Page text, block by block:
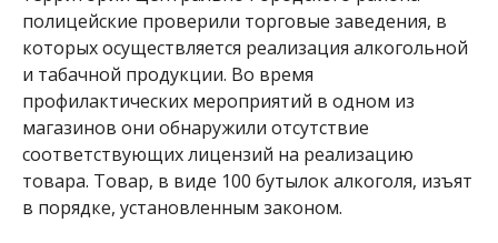
полицейские проверили торговые заведения, в
которых осуществляется реализация алкогольной
и табачной продукции. Во время
профилактических мероприятий в одном из
магазинов они обнаружили отсутствие
соответствующих лицензий на реализацию
товара. Товар, в виде 100 бутылок алкоголя, изъят
в порядке, установленным законом.